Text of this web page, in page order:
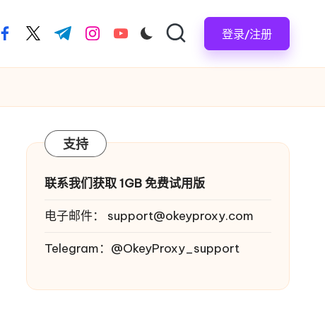
facebook.com
twitter.com
t.me instagram.com
youtube.com 登录/注册
支持
联系我们获取 1GB 免费试用版
电子邮件： support@okeyproxy.com
Telegram：@OkeyProxy_support